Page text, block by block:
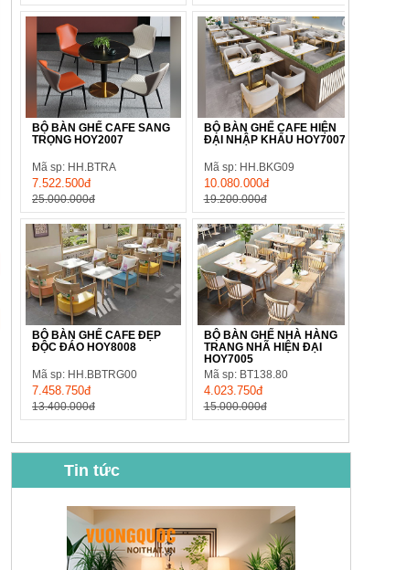
BỘ BÀN GHẾ CAFE SANG
TRỌNG HOY2007
Mã sp: HH.BTRA
7.522.500đ
25.000.000đ
BỘ BÀN GHẾ CAFE HIỆN
ĐẠI NHẬP KHẨU HOY7007
Mã sp: HH.BKG09
10.080.000đ
19.200.000đ
BỘ BÀN GHẾ CAFE ĐẸP
ĐỘC ĐÁO HOY8008
Mã sp: HH.BBTRG00
7.458.750đ
13.400.000đ
BỘ BÀN GHẾ NHÀ HÀNG
TRANG NHÃ HIỆN ĐẠI
HOY7005
Mã sp: BT138.80
4.023.750đ
15.000.000đ
BỘ BÀN GHẾ CAFE NHẬP
KHẨU CAO CẤP HOY7006
BỘ BÀN TRÀ GỖ TỰ NHIÊN
PHONG CÁCH TRUNG HOA
KIỂU MỚI...
Tin tức